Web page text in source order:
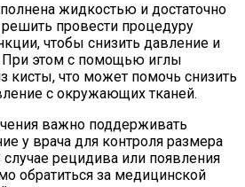
жидкостью и достаточно
провести процедуру
чтобы снизить давление и
При этом с помощью иглы
кисты, что может помочь снизить
с окружающих тканей.
важно поддерживать
у врача для контроля размера
рецидива или появления
обратиться за медицинской